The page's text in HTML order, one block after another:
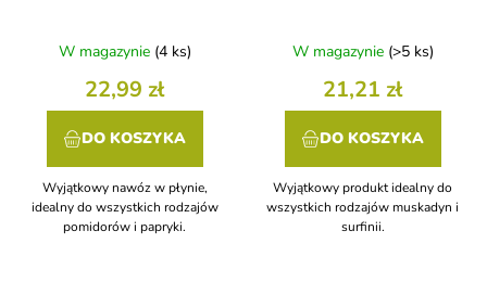
W magazynie (4 ks)
22,99 zł
DO KOSZYKA
Wyjątkowy nawóz w płynie,
idealny do wszystkich rodzajów
pomidorów i papryki.
W magazynie (>5 ks)
21,21 zł
DO KOSZYKA
Wyjątkowy produkt idealny do
wszystkich rodzajów muskadyn i
surfinii.